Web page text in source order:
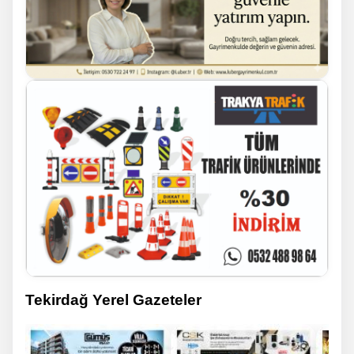
Tekirdağ Yerel Gazeteler